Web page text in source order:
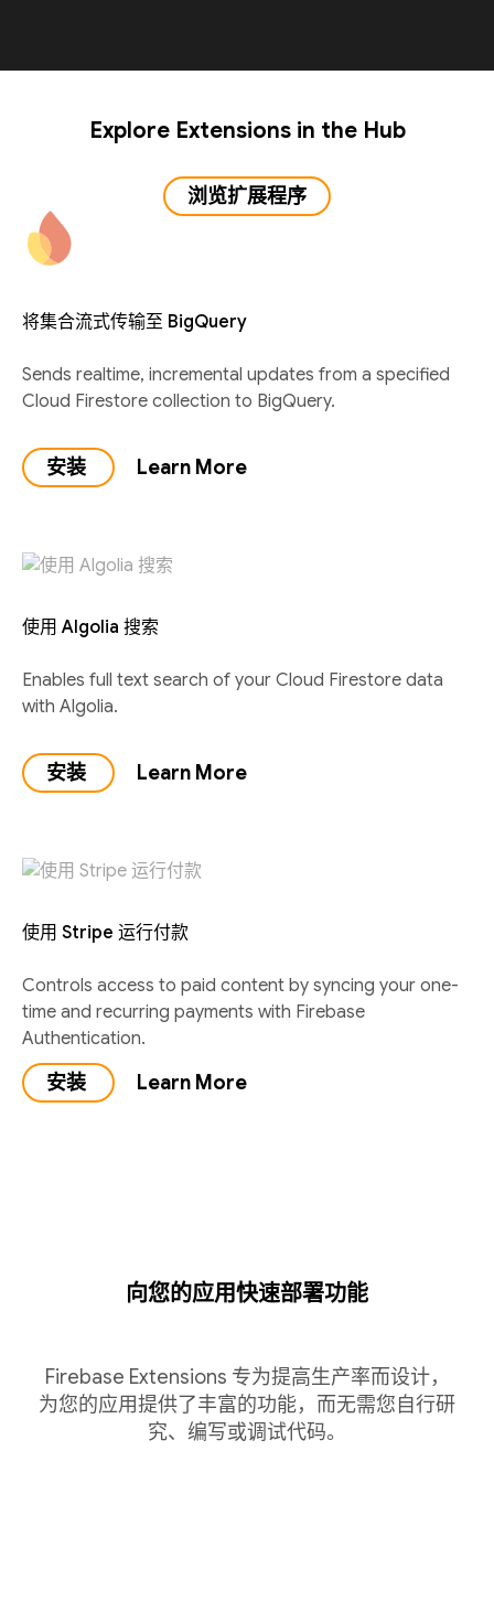
Explore Extensions in the Hub
浏览扩展程序
将集合流式传输至 BigQuery
Sends realtime, incremental updates from a specified
Cloud Firestore collection to BigQuery.
安装 Learn More
使用 Algolia 搜索
Enables full text search of your Cloud Firestore data
with Algolia.
安装 Learn More
使用 Stripe 运行付款
Controls access to paid content by syncing your one-
time and recurring payments with Firebase
Authentication.
安装 Learn More
向您的应用快速部署功能
Firebase Extensions 专为提高生产率而设计，
为您的应用提供了丰富的功能，而无需您自行研
究、编写或调试代码。